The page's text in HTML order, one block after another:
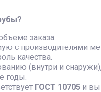
заказа.
с производителями
качества.
(внутри и
годы.
ГОСТ 10705 и